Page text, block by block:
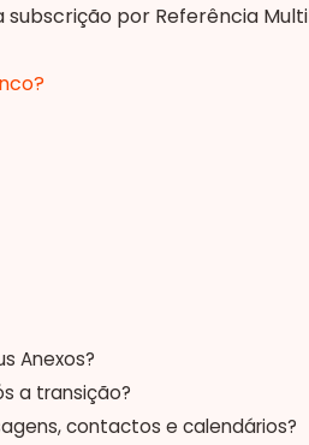
por Referência
Anexos?
a transição?
contactos e calendários?